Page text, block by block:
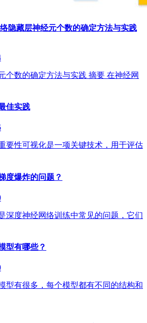
隐藏层神经元个数的确定方法与实践
个数的确定方法与实践 摘要 在神经网
佳实践
要性可视化是一项关键技术，用于评估
度爆炸的问题？
深度神经网络训练中常见的问题，它们
型有哪些？
型有很多，每个模型都有不同的结构和